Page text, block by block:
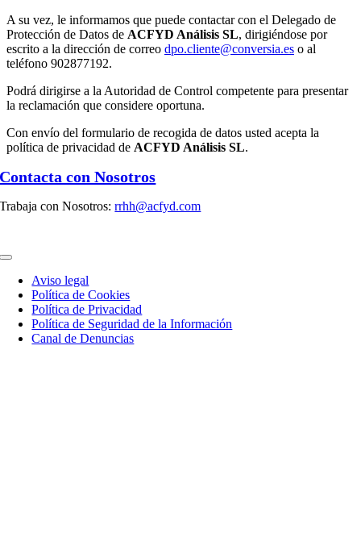
A su vez, le informamos que puede contactar con el Delegado de
Protección de Datos de ACFYD Análisis SL, dirigiéndose por
escrito a la dirección de correo dpo.cliente@conversia.es o al
teléfono 902877192.
Podrá dirigirse a la Autoridad de Control competente para presentar
la reclamación que considere oportuna.
Con envío del formulario de recogida de datos usted acepta la
política de privacidad de ACFYD Análisis SL.
Contacta con Nosotros
Trabaja con Nosotros:rrhh@acfyd.com
Toggle
NavigationAviso legal
Política de Cookies
Política de Privacidad
Política de Seguridad de la Información
Canal de Denuncias